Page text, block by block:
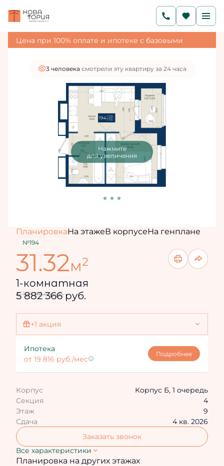
1-комнатная 6 191 964 руб.
5 882 366 руб.
Ипотекаот 19 816 руб./мес.
Цена при 100% оплате и ипотеке с базовыми
условиями
3 человекa смотрели эту квартиру за 24 часа
Нажмите
для увеличения
ПланировкаНа этажеВ корпусеНа генплане
№194
31.32м2
1-комнатная
6 191 964 руб.
5 882 366 руб.
+1 акция
Ипотека
от 19 816 руб./мес
Подробнее
Корпус
Корпус Б, 1 очередь
Секция
4
Этаж
9
Сдача
4 кв. 2026
Заказать звонок
Все характеристики
Планировка на других этажах